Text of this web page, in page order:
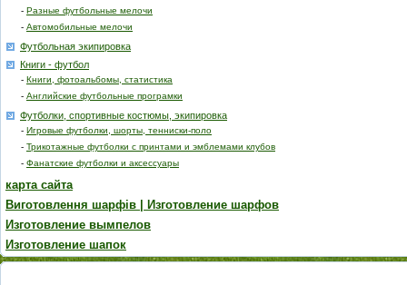
- Разные футбольные мелочи
- Автомобильные мелочи
Футбольная экипировка
Книги - футбол
- Книги, фотоальбомы, статистика
- Английские футбольные програмки
Футболки, спортивные костюмы, экипировка
- Игровые футболки, шорты, тенниски-поло
- Трикотажные футболки с принтами и эмблемами клубов
- Фанатские футболки и аксессуары
карта сайта
Виготовлення шарфів | Изготовление шарфов
Изготовление вымпелов
Изготовление шапок